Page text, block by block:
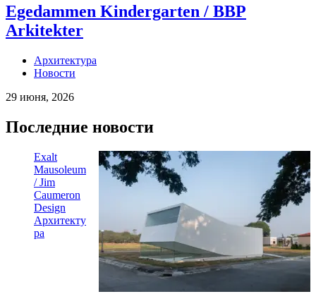
Egedammen Kindergarten / BBP
Arkitekter
Архитектура
Новости
29 июня, 2026
Последние новости
Exalt
Mausoleum
/ Jim
Caumeron
Design
Архитекту
ра